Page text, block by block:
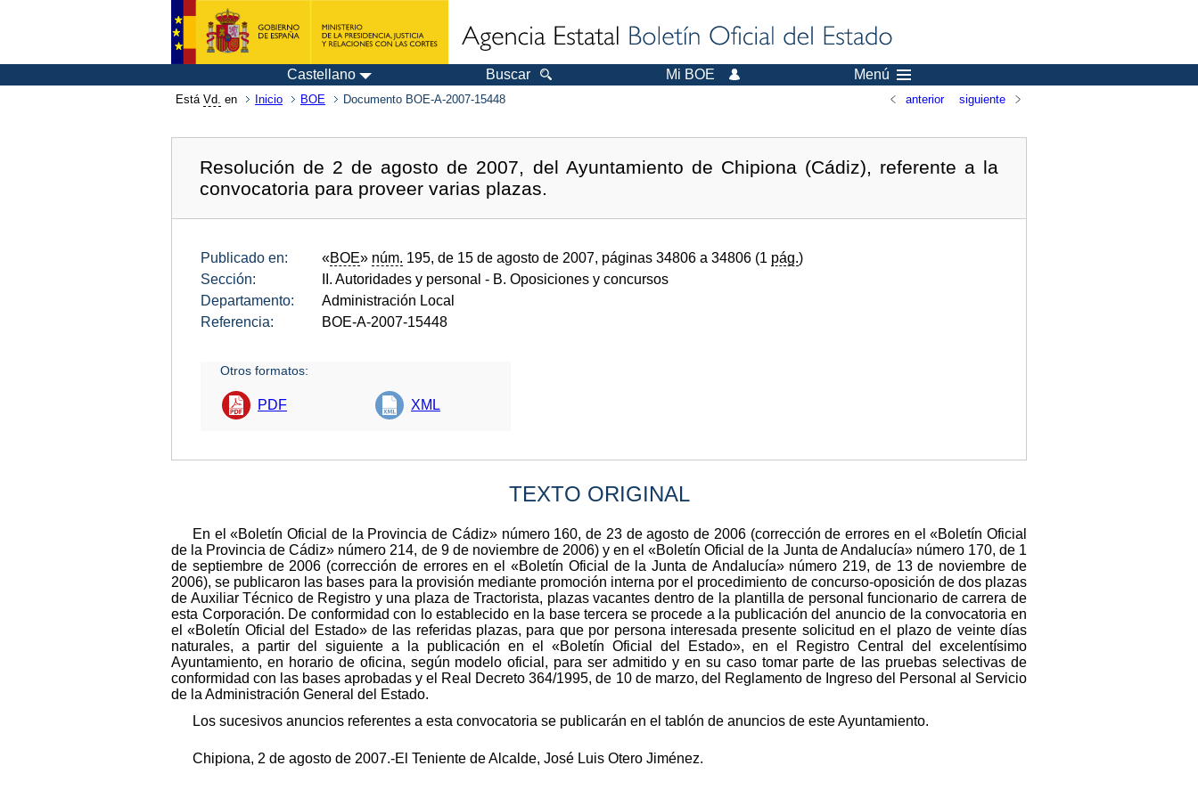
Castellano Buscar Mi BOE Menú
Está Vd. en Inicio BOE Documento BOE-A-2007-15448 anterior siguiente
Resolución de 2 de agosto de 2007, del Ayuntamiento de Chipiona (Cádiz), referente a la
convocatoria para proveer varias plazas.
Publicado en: «BOE» núm. 195, de 15 de agosto de 2007, páginas 34806 a 34806 (1 pág.)
Sección:
II. Autoridades y personal - B. Oposiciones y concursos
Departamento:
Administración Local
Referencia:
BOE-A-2007-15448
Otros formatos:
PDF XML
TEXTO ORIGINAL
En el «Boletín Oficial de la Provincia de Cádiz» número 160, de 23 de agosto de 2006 (corrección de errores en el «Boletín Oficial
de la Provincia de Cádiz» número 214, de 9 de noviembre de 2006) y en el «Boletín Oficial de la Junta de Andalucía» número 170, de 1
de septiembre de 2006 (corrección de errores en el «Boletín Oficial de la Junta de Andalucía» número 219, de 13 de noviembre de
2006), se publicaron las bases para la provisión mediante promoción interna por el procedimiento de concurso-oposición de dos plazas
de Auxiliar Técnico de Registro y una plaza de Tractorista, plazas vacantes dentro de la plantilla de personal funcionario de carrera de
esta Corporación. De conformidad con lo establecido en la base tercera se procede a la publicación del anuncio de la convocatoria en
el «Boletín Oficial del Estado» de las referidas plazas, para que por persona interesada presente solicitud en el plazo de veinte días
naturales, a partir del siguiente a la publicación en el «Boletín Oficial del Estado», en el Registro Central del excelentísimo
Ayuntamiento, en horario de oficina, según modelo oficial, para ser admitido y en su caso tomar parte de las pruebas selectivas de
conformidad con las bases aprobadas y el Real Decreto 364/1995, de 10 de marzo, del Reglamento de Ingreso del Personal al Servicio
de la Administración General del Estado.
Los sucesivos anuncios referentes a esta convocatoria se publicarán en el tablón de anuncios de este Ayuntamiento.
Chipiona, 2 de agosto de 2007.-El Teniente de Alcalde, José Luis Otero Jiménez.